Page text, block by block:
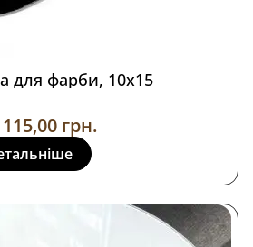
для фарби, 10х15
115,00 грн.